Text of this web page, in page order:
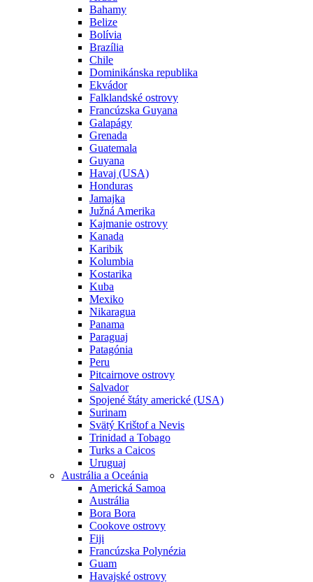
Bahamy
Belize
Bolívia
Brazília
Chile
Dominikánska republika
Ekvádor
Falklandské ostrovy
Francúzska Guyana
Galapágy
Grenada
Guatemala
Guyana
Havaj (USA)
Honduras
Jamajka
Južná Amerika
Kajmanie ostrovy
Kanada
Karibik
Kolumbia
Kostarika
Kuba
Mexiko
Nikaragua
Panama
Paraguaj
Patagónia
Peru
Pitcairnove ostrovy
Salvador
Spojené štáty americké (USA)
Surinam
Svätý Krištof a Nevis
Trinidad a Tobago
Turks a Caicos
Uruguaj
Austrália a Oceánia
Americká Samoa
Austrália
Bora Bora
Cookove ostrovy
Fiji
Francúzska Polynézia
Guam
Havajské ostrovy